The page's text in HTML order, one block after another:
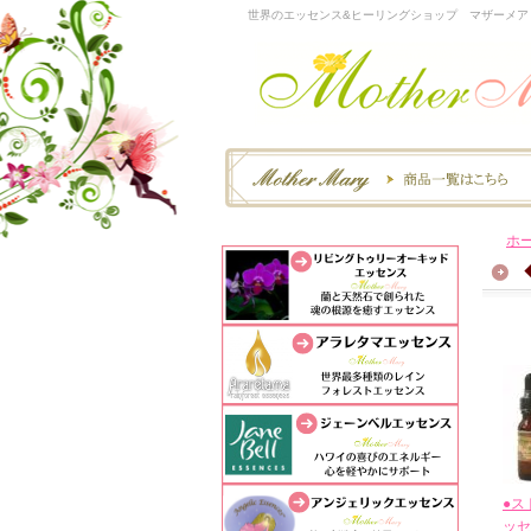
世界のエッセンス&ヒーリングショップ マザーメア
ホ
●ス
ッ